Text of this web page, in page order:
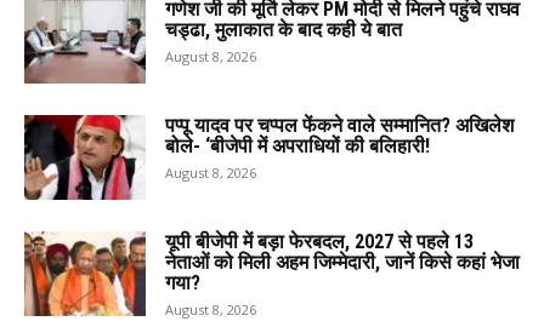
गणेश जी की मूर्ति लेकर PM मोदी से मिलने पहुंचे राघव
चड्ढा, मुलाकात के बाद कही ये बात
August 8, 2026
पप्पू यादव पर चप्पल फेंकने वाले सम्मानित? अखिलेश
बोले- ‘बीजेपी में अपराधियों की बलिहारी!
August 8, 2026
यूपी बीजेपी में बड़ा फेरबदल, 2027 से पहले 13
नेताओं को मिली अहम जिम्मेदारी, जानें किसे कहां भेजा
गया?
August 8, 2026